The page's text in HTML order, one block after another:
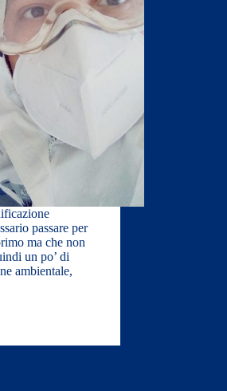
passare per
ma che non
un po’ di
ambientale,